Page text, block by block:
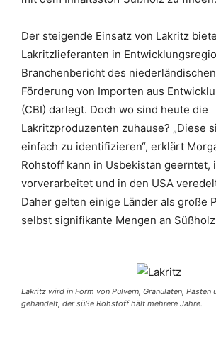
Der steigende Einsatz von Lakritz
Lakritzlieferanten in
Branchenbericht des
Förderung von Importen aus
(CBI) darlegt. Doch wo sind heute die
Lakritzproduzenten zuhause? „Diese
einfach zu identifizieren“, erklärt
Rohstoff kann in Usbekistan geerntet,
vorverarbeitet und in den USA
Daher gelten einige Länder als große
selbst signifikante Mengen an
Lakritz wird in Form von Pulvern, Granulaten, Pasten
gehandelt, der süße Rohstoff hält mehrere Jahre.